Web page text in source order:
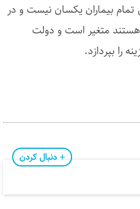
تمام بیماران یکسان نیست و در
هستند متغیر است و دولت
را بپردازد.
دنبال کردن